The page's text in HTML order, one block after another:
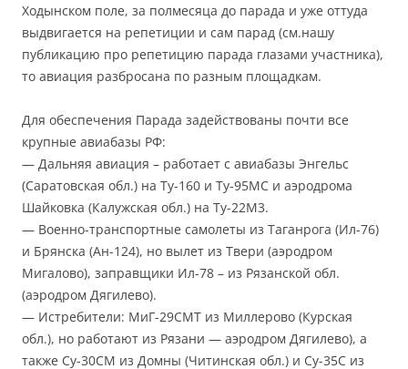
Ходынском поле, за полмесяца до парада и уже оттуда
выдвигается на репетиции и сам парад (см.нашу
публикацию про репетицию парада глазами участника),
то авиация разбросана по разным площадкам.
Для обеспечения Парада задействованы почти все
крупные авиабазы РФ:
— Дальняя авиация – работает с авиабазы Энгельс
(Саратовская обл.) на Ту-160 и Ту-95МС и аэродрома
Шайковка (Калужская обл.) на Ту-22М3.
— Военно-транспортные самолеты из Таганрога (Ил-76)
и Брянска (Ан-124), но вылет из Твери (аэродром
Мигалово), заправщики Ил-78 – из Рязанской обл.
(аэродром Дягилево).
— Истребители: МиГ-29СМТ из Миллерово (Курская
обл.), но работают из Рязани — аэродром Дягилево), а
также Су-30СМ из Домны (Читинская обл.) и Су-35С из